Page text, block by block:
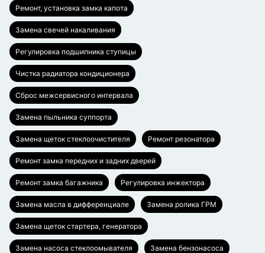
Ремонт, установка замка капота
Замена свечей накаливания
Регулировка подшипника ступицы
Чистка радиатора кондиционера
Сброс межсервисного интервала
Замена пыльника суппорта
Замена щеток стеклоочистителя Ремонт резонатора
Ремонт замка передних и задних дверей
Ремонт замка багажника Регулировка инжектора
Замена масла в дифференциале Замена ролика ГРМ
Замена щеток стартера, генератора
Замена насоса стеклоомывателя Замена бензонасоса